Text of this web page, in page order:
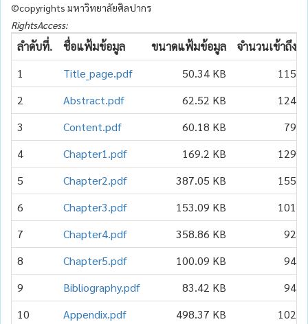
©copyrights มหาวิทยาลัยศิลปากร
RightsAccess:
ลำดับที่. ชื่อแฟ้มข้อมูล ขนาดแฟ้มข้อมูล จำนวนเข้าถึง
1
Title_page.pdf 50.34 KB 115
2
Abstract.pdf 62.52 KB 124
3
Content.pdf 60.18 KB 79
4
Chapter1.pdf 169.2 KB 129
5
Chapter2.pdf 387.05 KB 155
6
Chapter3.pdf 153.09 KB 101
7
Chapter4.pdf 358.86 KB 92
8
Chapter5.pdf 100.09 KB 94
9
Bibliography.pdf 83.42 KB 94
10
Appendix.pdf 498.37 KB 102